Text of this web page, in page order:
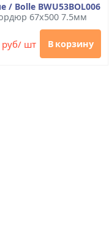
/ Bolle BWU53BOL006
67x500 7.5мм
руб/ шт В корзину